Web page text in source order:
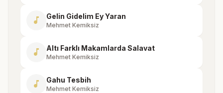
music_note Gelin Gidelim Ey Yaran
Mehmet Kemiksiz
music_note Altı Farklı Makamlarda Salavat
Mehmet Kemiksiz
music_note Gahu Tesbih
Mehmet Kemiksiz